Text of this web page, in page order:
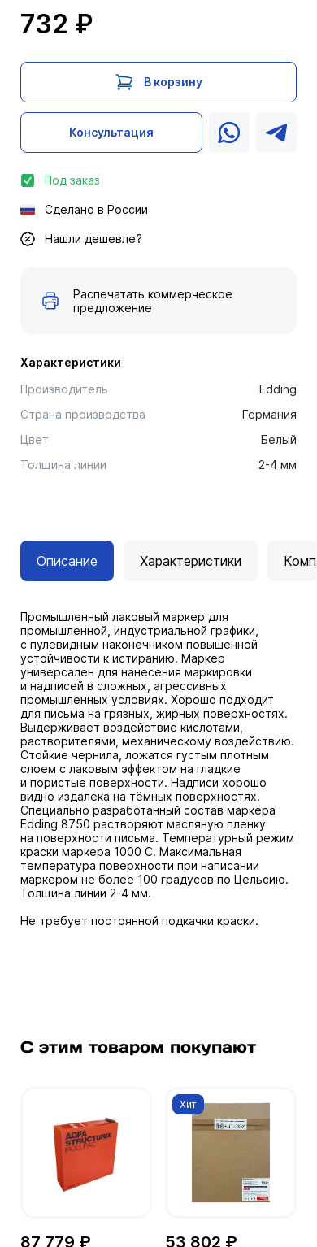
Характеристики
Производитель
Edding
Страна производства
Германия
Цвет
Белый
Толщина линии
2-4 мм
732 ₽
В корзину
Консультация
Под заказ
Сделано в России
Нашли дешевле?
Распечатать коммерческое
предложение
Описание Характеристики
Промышленный лаковый маркер для
промышленной, индустриальной графики,
с пулевидным наконечником повышенной
устойчивости к истиранию. Маркер
универсален для нанесения маркировки
и надписей в сложных, агрессивных
промышленных условиях. Хорошо подходит
для письма на грязных, жирных поверхностях.
Выдерживает воздействие кислотами,
растворителями, механическому воздействию.
Стойкие чернила, ложатся густым плотным
слоем с лаковым эффектом на гладкие
и пористые поверхности. Надписи хорошо
видно издалека на тёмных поверхностях.
Специально разработанный состав маркера
Edding 8750 растворяют масляную пленку
на поверхности письма. Температурный режим
краски маркера 1000 C. Максимальная
температура поверхности при написании
маркером не более 100 градусов по Цельсию.
Толщина линии 2-4 мм.
Не требует постоянной подкачки краски.
С этим товаром покупают
87 779 ₽
Хит
53 802 ₽